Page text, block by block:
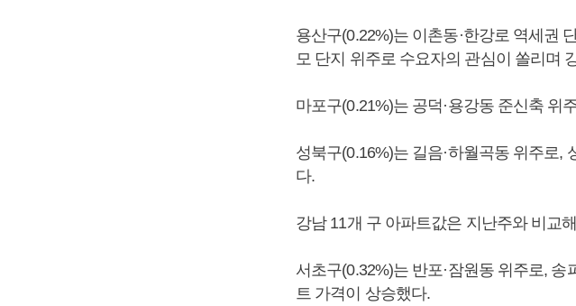
용산구(0.22%)는 이촌동·한강로 역세권
모 단지 위주로 수요자의 관심이 쏠리며
마포구(0.21%)는 공덕·용강동 준신축 위
성북구(0.16%)는 길음·하월곡동 위주로,
다.
강남 11개 구 아파트값은 지난주와 비교
서초구(0.32%)는 반포·잠원동 위주로,
트 가격이 상승했다.